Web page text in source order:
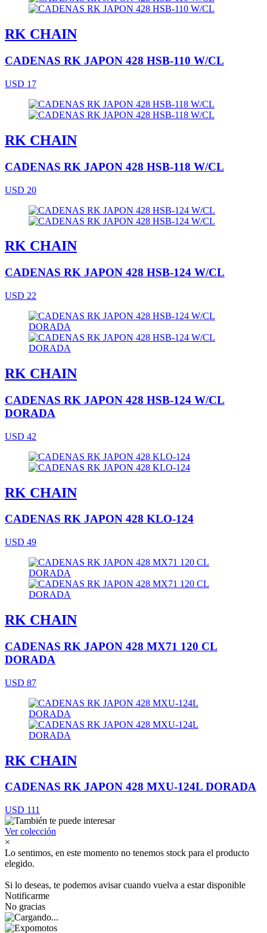
RK CHAIN
CADENAS RK JAPON 428 HSB-110 W/CL
USD 17
RK CHAIN
CADENAS RK JAPON 428 HSB-118 W/CL
USD 20
RK CHAIN
CADENAS RK JAPON 428 HSB-124 W/CL
USD 22
RK CHAIN
CADENAS RK JAPON 428 HSB-124 W/CL
DORADA
USD 42
RK CHAIN
CADENAS RK JAPON 428 KLO-124
USD 49
RK CHAIN
CADENAS RK JAPON 428 MX71 120 CL
DORADA
USD 87
RK CHAIN
CADENAS RK JAPON 428 MXU-124L DORADA
USD 111
Ver colección
×
Lo sentimos, en este momento no tenemos stock para el producto
elegido.
Si lo deseas, te podemos avisar cuando vuelva a estar disponible
Notificarme
No gracias